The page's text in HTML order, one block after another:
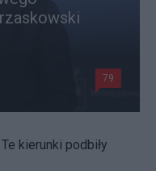
79
kierunki podbiły